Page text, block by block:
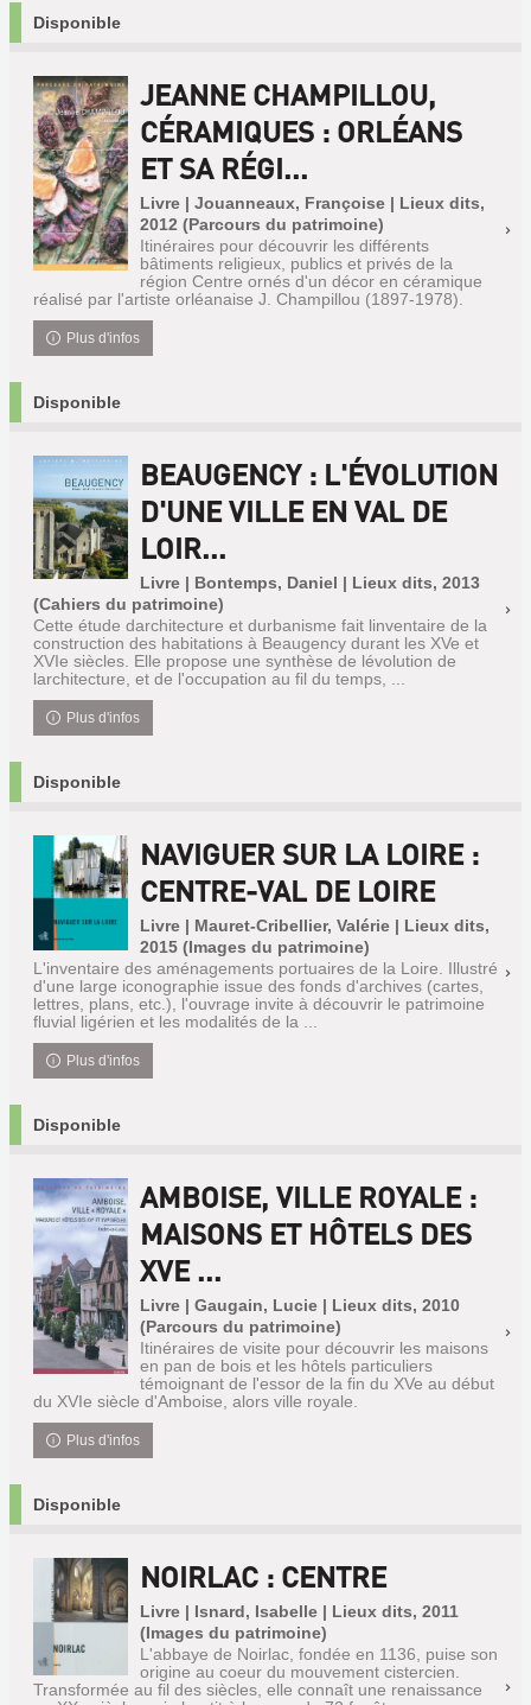
Disponible
JEANNE CHAMPILLOU,
CÉRAMIQUES : ORLÉANS
ET SA RÉGI...
Livre | Jouanneaux, Françoise | Lieux dits,
2012 (Parcours du patrimoine)
Itinéraires pour découvrir les différents
bâtiments religieux, publics et privés de la
région Centre ornés d'un décor en céramique
réalisé par l'artiste orléanaise J. Champillou (1897-1978).
Plus d'infos
Disponible
BEAUGENCY : L'ÉVOLUTION
D'UNE VILLE EN VAL DE
LOIR...
Livre | Bontemps, Daniel | Lieux dits, 2013
(Cahiers du patrimoine)
Cette étude darchitecture et durbanisme fait linventaire de la
construction des habitations à Beaugency durant les XVe et
XVIe siècles. Elle propose une synthèse de lévolution de
larchitecture, et de l'occupation au fil du temps, ...
Plus d'infos
Disponible
NAVIGUER SUR LA LOIRE :
CENTRE-VAL DE LOIRE
Livre | Mauret-Cribellier, Valérie | Lieux dits,
2015 (Images du patrimoine)
L'inventaire des aménagements portuaires de la Loire. Illustré
d'une large iconographie issue des fonds d'archives (cartes,
lettres, plans, etc.), l'ouvrage invite à découvrir le patrimoine
fluvial ligérien et les modalités de la ...
Plus d'infos
Disponible
AMBOISE, VILLE ROYALE :
MAISONS ET HÔTELS DES
XVE ...
Livre | Gaugain, Lucie | Lieux dits, 2010
(Parcours du patrimoine)
Itinéraires de visite pour découvrir les maisons
en pan de bois et les hôtels particuliers
témoignant de l'essor de la fin du XVe au début
du XVIe siècle d'Amboise, alors ville royale.
Plus d'infos
Disponible
NOIRLAC : CENTRE
Livre | Isnard, Isabelle | Lieux dits, 2011
(Images du patrimoine)
L'abbaye de Noirlac, fondée en 1136, puise son
origine au coeur du mouvement cistercien.
Transformée au fil des siècles, elle connaît une renaissance